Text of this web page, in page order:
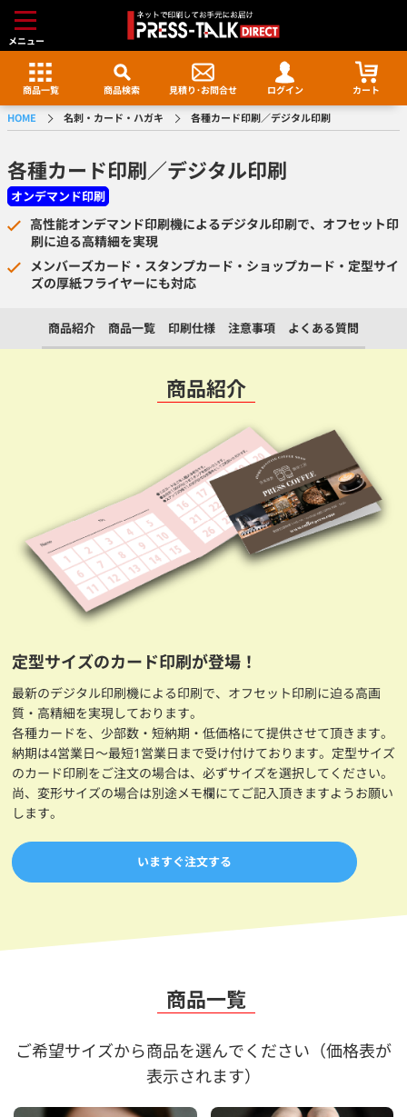
メニュー
商品一覧 商品検索 見積り･お問合せ ログイン カート
HOME 名刺・カード・ハガキ 各種カード印刷／デジタル印刷
各種カード印刷／デジタル印刷
オンデマンド印刷
高性能オンデマンド印刷機によるデジタル印刷で、オフセット印
刷に迫る高精細を実現
メンバーズカード・スタンプカード・ショップカード・定型サイ
ズの厚紙フライヤーにも対応
商品紹介 商品一覧 印刷仕様 注意事項 よくある質問
商品紹介
定型サイズのカード印刷が登場！
最新のデジタル印刷機による印刷で、オフセット印刷に迫る高画
質・高精細を実現しております。
各種カードを、少部数・短納期・低価格にて提供させて頂きます。
納期は4営業日～最短1営業日まで受け付けております。定型サイズ
のカード印刷をご注文の場合は、必ずサイズを選択してください。
尚、変形サイズの場合は別途メモ欄にてご記入頂きますようお願い
します。
いますぐ注文する
商品一覧
ご希望サイズから商品を選んでください（価格表が
表示されます）